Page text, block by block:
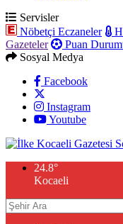
Servisler
Nöbetçi Eczaneler
Gazeteler
Puan
Sosyal Medya
Facebook
Instagram
Youtube
24.8°
Kocaeli